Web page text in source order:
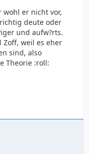
wohl er nicht vor,
deute oder
und aufw?rts.
Zoff, weil es eher
sind, also
Theorie :roll: